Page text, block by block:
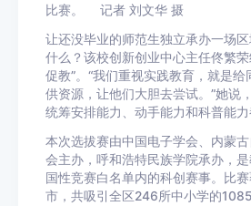
比赛。 记者 刘文华 摄
让还没毕业的师范生独立承办一场
什么？该校创新创业中心主任佟繁
促教”。“我们重视实践教育，就是
供资源，让他们大胆去尝试。”她说
统筹安排能力、动手能力和科普能力
本次选拔赛由中国电子学会、内蒙
会主办，呼和浩特民族学院承办，
国性竞赛白名单内的科创赛事。比
市，共吸引全区246所中小学的